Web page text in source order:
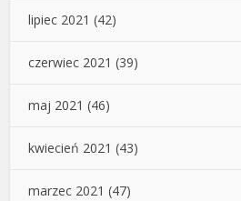
lipiec 2021 (42)
czerwiec 2021 (39)
maj 2021 (46)
kwiecień 2021 (43)
marzec 2021 (47)